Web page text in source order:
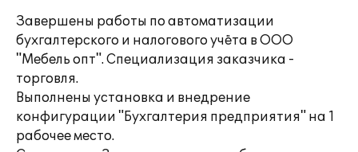
Завершены работы по автоматизации
бухгалтерского и налогового учёта в ООО
"Мебель опт". Специализация заказчика -
торговля.
Выполнены установка и внедрение
конфигурации "Бухгалтерия предприятия" на 1
рабочее место.